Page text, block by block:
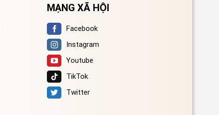
MẠNG XÃ HỘI
Facebook
Instagram
Youtube
TikTok
Twitter